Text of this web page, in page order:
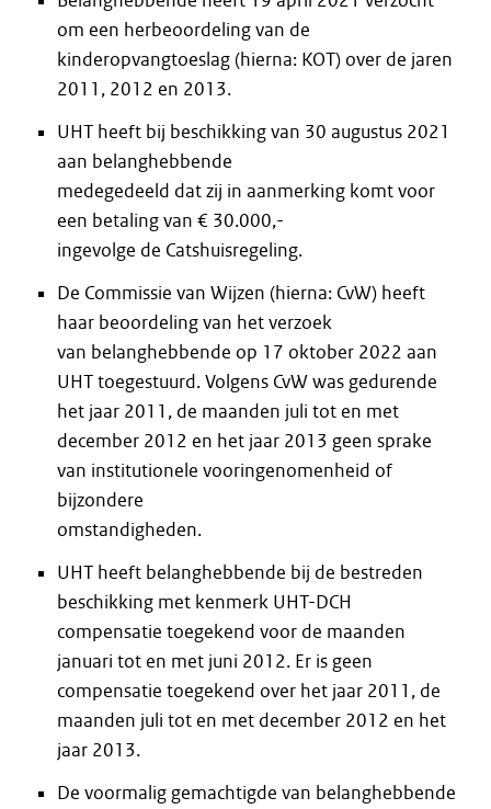
om een herbeoordeling van de
kinderopvangtoeslag (hierna: KOT) over de jaren
2011, 2012 en 2013.
UHT heeft bij beschikking van 30 augustus 2021
aan belanghebbende
medegedeeld dat zij in aanmerking komt voor
een betaling van € 30.000,-
ingevolge de Catshuisregeling.
De Commissie van Wijzen (hierna: CvW) heeft
haar beoordeling van het verzoek
van belanghebbende op 17 oktober 2022 aan
UHT toegestuurd. Volgens CvW was gedurende
het jaar 2011, de maanden juli tot en met
december 2012 en het jaar 2013 geen sprake
van institutionele vooringenomenheid of
bijzondere
omstandigheden.
UHT heeft belanghebbende bij de bestreden
beschikking met kenmerk UHT-DCH
compensatie toegekend voor de maanden
januari tot en met juni 2012. Er is geen
compensatie toegekend over het jaar 2011, de
maanden juli tot en met december 2012 en het
jaar 2013.
De voormalig gemachtigde van belanghebbende